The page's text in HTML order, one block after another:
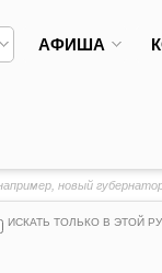
АФИША
ИСКАТЬ ТОЛЬКО В ЭТОЙ